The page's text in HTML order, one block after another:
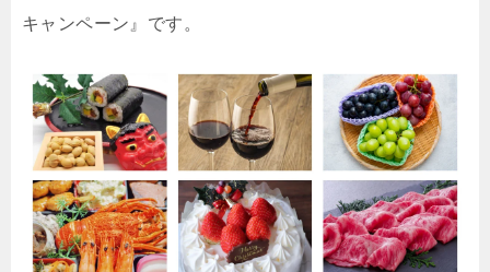
キャンペーン』です。